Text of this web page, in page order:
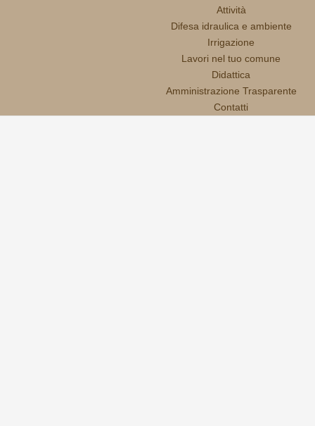
Attività
Difesa idraulica e ambiente
Irrigazione
Lavori nel tuo comune
Didattica
Amministrazione Trasparente
Contatti